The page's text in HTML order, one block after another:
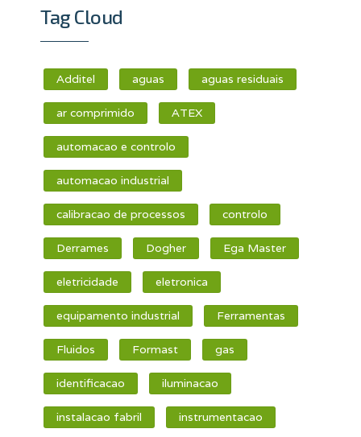
Tag Cloud
Additel aguas aguas residuais
ar comprimido ATEX
automacao e controlo
automacao industrial
calibracao de processos controlo
Derrames Dogher Ega Master
eletricidade eletronica
equipamento industrial Ferramentas
Fluidos Formast gas
identificacao iluminacao
instalacao fabril instrumentacao